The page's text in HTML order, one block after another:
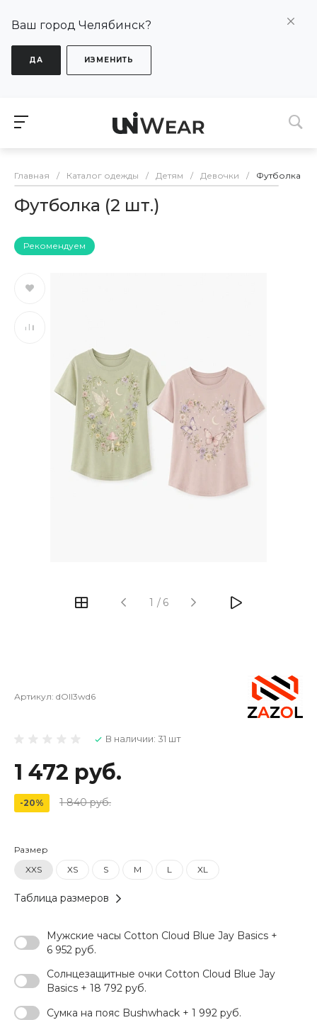
Ваш город Челябинск?
ДА ИЗМЕНИТЬ
Главная / Каталог одежды / Детям / Девочки / Футболка (2
Футболка (2 шт.)
Рекомендуем
1 / 6
Артикул: dOll3wd6
В наличии: 31 шт
1 472 руб.
-20% 1 840 руб.
Размер
XXS
XS S M L XL
Таблица размеров
Мужские часы Cotton Cloud Blue Jay Basics +
6 952 руб.
Солнцезащитные очки Cotton Cloud Blue Jay
Basics + 18 792 руб.
Сумка на пояс Bushwhack + 1 992 руб.